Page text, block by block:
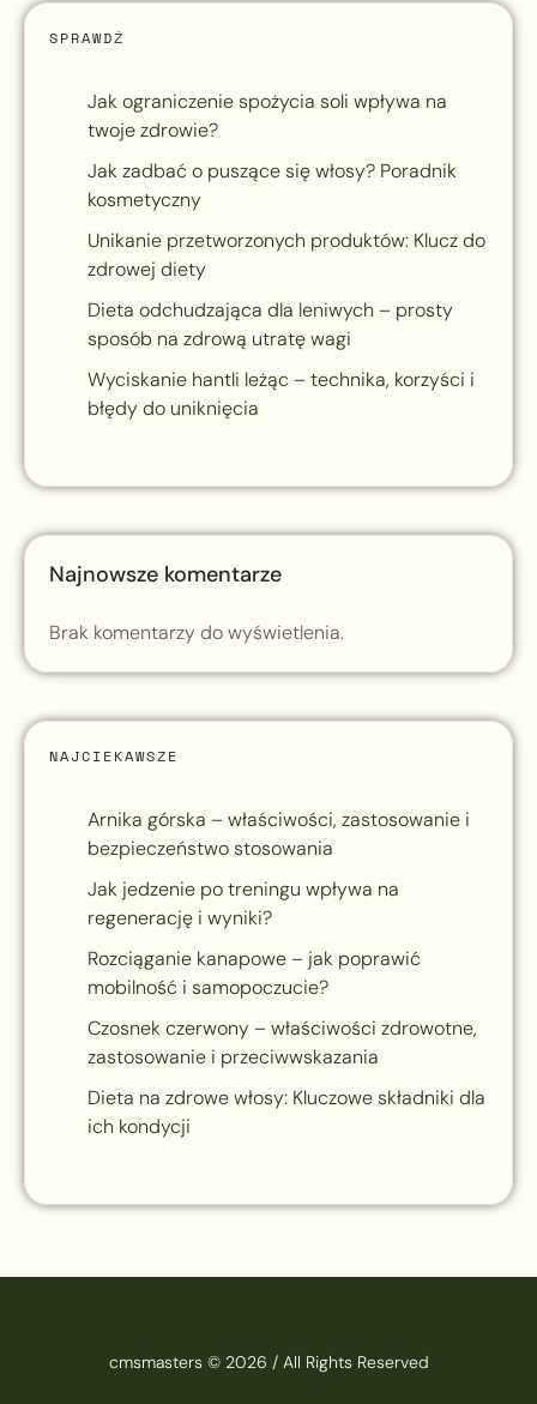
SPRAWDŹ
Jak ograniczenie spożycia soli wpływa na
twoje zdrowie?
Jak zadbać o puszące się włosy? Poradnik
kosmetyczny
Unikanie przetworzonych produktów: Klucz do
zdrowej diety
Dieta odchudzająca dla leniwych – prosty
sposób na zdrową utratę wagi
Wyciskanie hantli leżąc – technika, korzyści i
błędy do uniknięcia
Najnowsze komentarze
Brak komentarzy do wyświetlenia.
NAJCIEKAWSZE
Arnika górska – właściwości, zastosowanie i
bezpieczeństwo stosowania
Jak jedzenie po treningu wpływa na
regenerację i wyniki?
Rozciąganie kanapowe – jak poprawić
mobilność i samopoczucie?
Czosnek czerwony – właściwości zdrowotne,
zastosowanie i przeciwwskazania
Dieta na zdrowe włosy: Kluczowe składniki dla
ich kondycji
cmsmasters © 2026 / All Rights Reserved